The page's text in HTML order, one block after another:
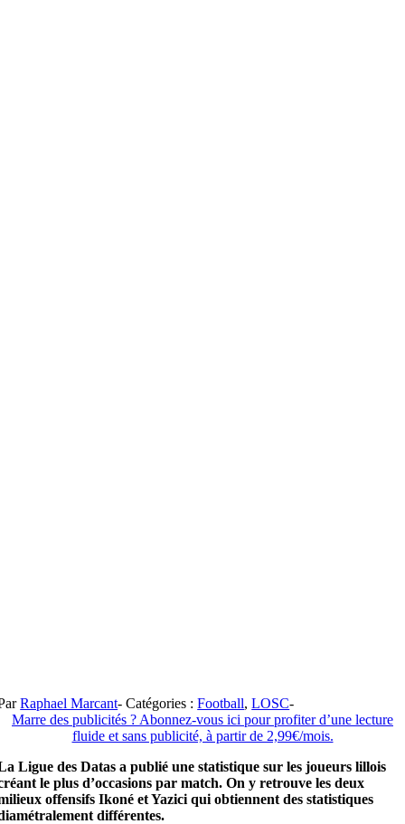
Raphael Marcant- Catégories :Football,LOSC-
Marre des publicités ? Abonnez-vous ici pour profiter d’une lecture
fluide et sans publicité, à partir de 2,99€/mois.
Ligue des Datas a publié une statistique sur les joueurs lillois
le plus d’occasions par match. On y retrouve les deux
offensifs Ikoné et Yazici qui obtiennent des statistiques
différentes.